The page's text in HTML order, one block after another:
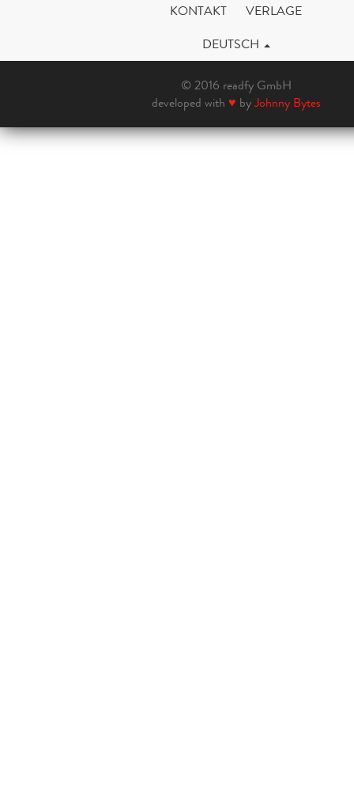
KONTAKT
VERLAGE
DEUTSCH
© 2016 readfy GmbH
developed with ♥ byJohnny Bytes